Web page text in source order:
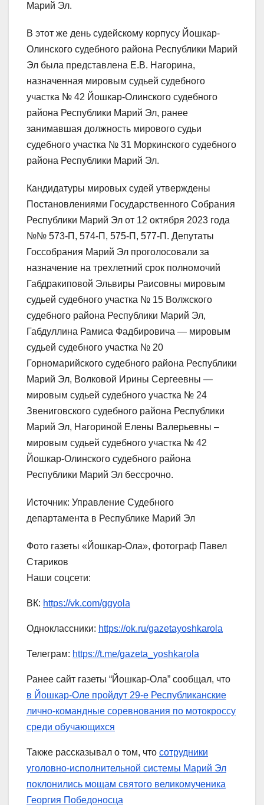
Марий Эл.
В этот же день судейскому корпусу Йошкар-
Олинского судебного района Республики Марий
Эл была представлена Е.В. Нагорина,
назначенная мировым судьей судебного
участка № 42 Йошкар-Олинского судебного
района Республики Марий Эл, ранее
занимавшая должность мирового судьи
судебного участка № 31 Моркинского судебного
района Республики Марий Эл.
Кандидатуры мировых судей утверждены
Постановлениями Государственного Собрания
Республики Марий Эл от 12 октября 2023 года
№№ 573-П, 574-П, 575-П, 577-П. Депутаты
Госсобрания Марий Эл проголосовали за
назначение на трехлетний срок полномочий
Габдракиповой Эльвиры Раисовны мировым
судьей судебного участка № 15 Волжского
судебного района Республики Марий Эл,
Габдуллина Рамиса Фадбировича — мировым
судьей судебного участка № 20
Горномарийского судебного района Республики
Марий Эл, Волковой Ирины Сергеевны —
мировым судьей судебного участка № 24
Звениговского судебного района Республики
Марий Эл, Нагориной Елены Валерьевны –
мировым судьей судебного участка № 42
Йошкар-Олинского судебного района
Республики Марий Эл бессрочно.
Источник: Управление Судебного
департамента в Республике Марий Эл
Фото газеты «Йошкар-Ола», фотограф Павел
Стариков
Наши соцсети:
ВК: https://vk.com/ggyola
Одноклассники: https://ok.ru/gazetayoshkarola
Телеграм: https://t.me/gazeta_yoshkarola
Ранее сайт газеты “Йошкар-Ола” сообщал, что
в Йошкар-Оле пройдут 29-е Республиканские
лично-командные соревнования по мотокроссу
среди обучающихся
Также рассказывал о том, что сотрудники
уголовно-исполнительной системы Марий Эл
поклонились мощам святого великомученика
Георгия Победоносца